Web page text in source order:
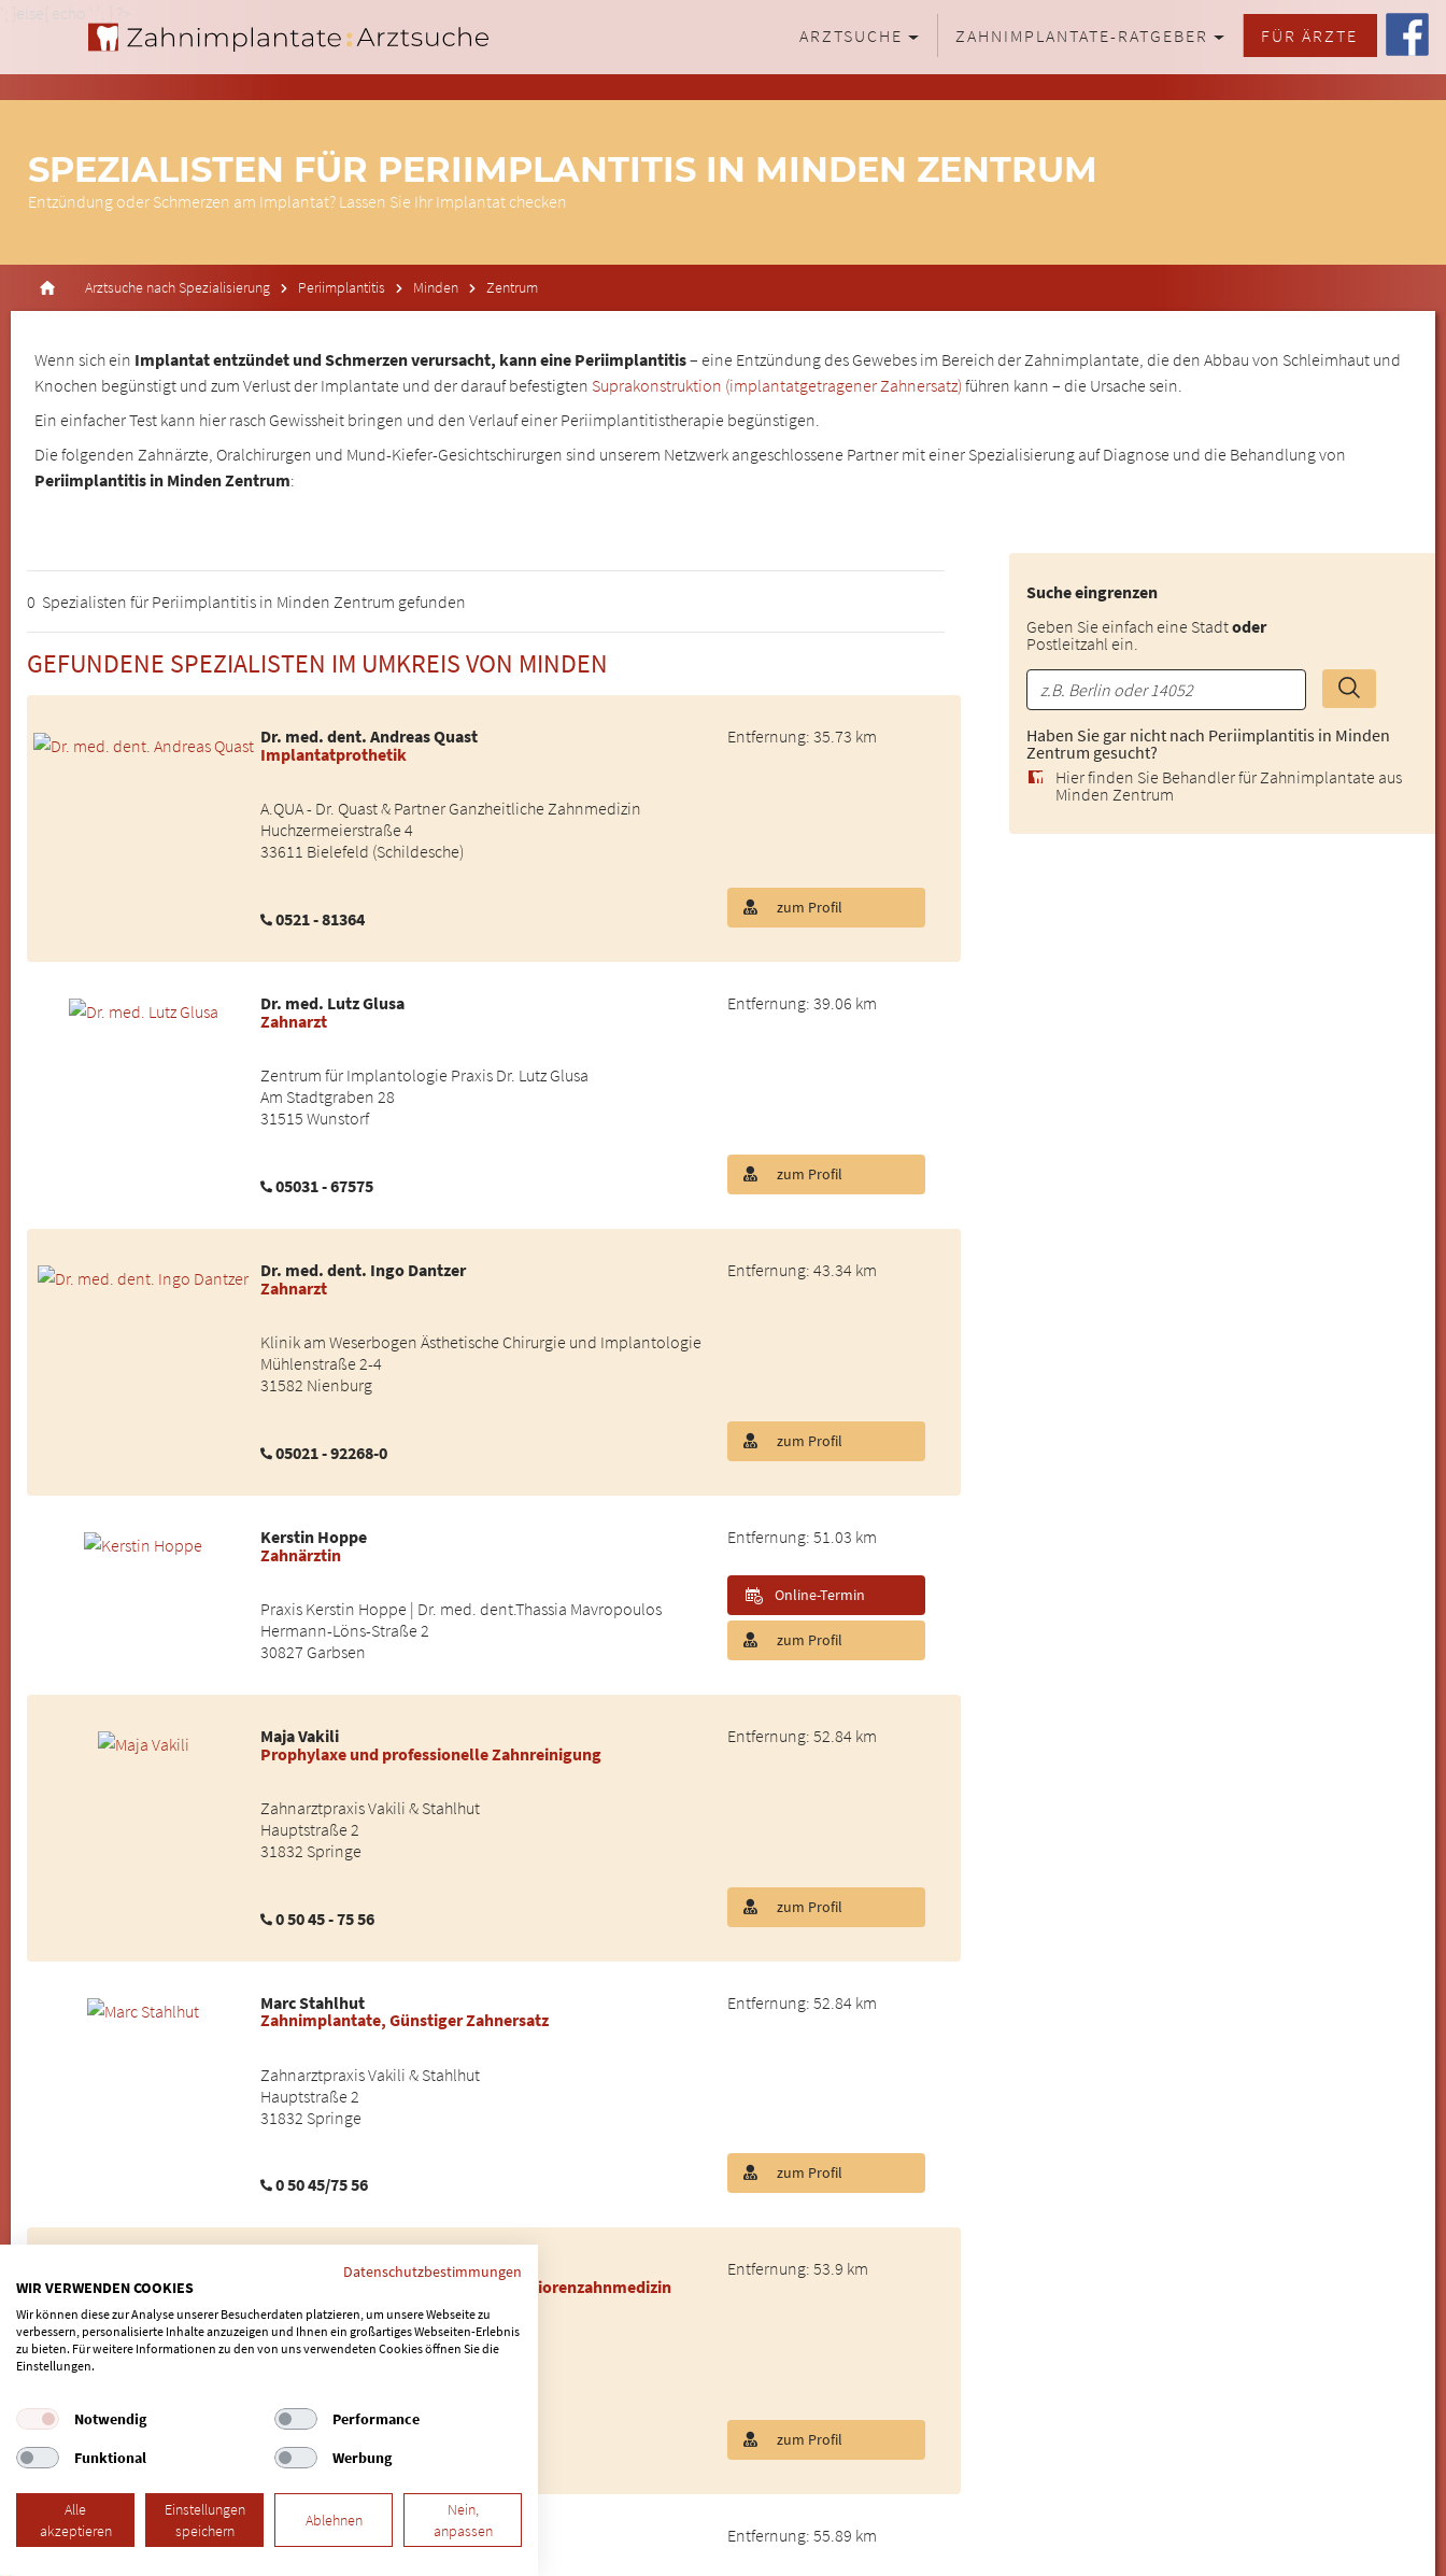
'; }else{ echo '
'; } ?>
ARZTSUCHE
ZAHNIMPLANTATE-RATGEBER FÜR ÄRZTE
SPEZIALISTEN FÜR PERIIMPLANTITIS IN MINDEN ZENTRUM
Entzündung oder Schmerzen am Implantat? Lassen Sie Ihr Implantat checken
Arztsuche nach Spezialisierung Periimplantitis Minden Zentrum
Wenn sich ein Implantat entzündet und Schmerzen verursacht, kann eine Periimplantitis– eine Entzündung des Gewebes im Bereich der Zahnimplantate, die den Abbau von Schleimhaut und
Knochen begünstigt und zum Verlust der Implantate und der darauf befestigten Suprakonstruktion (implantatgetragener Zahnersatz) führen kann – die Ursache sein.
Ein einfacher Test kann hier rasch Gewissheit bringen und den Verlauf einer Periimplantitistherapie begünstigen.
Die folgenden Zahnärzte, Oralchirurgen und Mund-Kiefer-Gesichtschirurgen sind unserem Netzwerk angeschlossene Partner mit einer Spezialisierung auf Diagnose und die Behandlung von
Periimplantitis in Minden Zentrum:
Suche eingrenzen
Geben Sie einfach eine Stadtoder
Postleitzahl ein.
Haben Sie gar nicht nach Periimplantitis in Minden
Zentrum gesucht?
Hier finden Sie Behandler für Zahnimplantate aus
Minden Zentrum
0 Spezialisten für Periimplantitis in Minden Zentrum gefunden
GEFUNDENE SPEZIALISTEN IM UMKREIS VON MINDEN
Dr. med. dent. Andreas Quast
Implantatprothetik
A.QUA - Dr. Quast & Partner Ganzheitliche Zahnmedizin
Huchzermeierstraße 4
33611 Bielefeld (Schildesche)
0521 - 81364
Entfernung: 35.73 km
zum Profil
Dr. med. Lutz Glusa
Zahnarzt
Zentrum für Implantologie Praxis Dr. Lutz Glusa
Am Stadtgraben 28
31515 Wunstorf
05031 - 67575
Entfernung: 39.06 km
zum Profil
Dr. med. dent. Ingo Dantzer
Zahnarzt
Klinik am Weserbogen Ästhetische Chirurgie und Implantologie
Mühlenstraße 2-4
31582 Nienburg
05021 - 92268-0
Entfernung: 43.34 km
zum Profil
Kerstin Hoppe
Zahnärztin
Praxis Kerstin Hoppe | Dr. med. dent.Thassia Mavropoulos
Hermann-Löns-Straße 2
30827 Garbsen
Entfernung: 51.03 km
zum Profil
Online-Termin
Maja Vakili
Prophylaxe und professionelle Zahnreinigung
Zahnarztpraxis Vakili & Stahlhut
Hauptstraße 2
31832 Springe
0 50 45 - 75 56
Entfernung: 52.84 km
zum Profil
Marc Stahlhut
Zahnimplantate, Günstiger Zahnersatz
Zahnarztpraxis Vakili & Stahlhut
Hauptstraße 2
31832 Springe
0 50 45/75 56
Entfernung: 52.84 km
zum Profil
Carsten Tischler
Behandlung von Angstpatienten, Seniorenzahnmedizin
Zahnarztpraxis Tischler
05491 - 5290
Entfernung: 53.9 km
zum Profil
Vollkeramischer Zahnersatz
Entfernung: 55.89 km
Datenschutzbestimmungen
WIR VERWENDEN COOKIES
Wir können diese zur Analyse unserer Besucherdaten platzieren, um unsere Webseite zu
verbessern, personalisierte Inhalte anzuzeigen und Ihnen ein großartiges Webseiten-Erlebnis
zu bieten. Für weitere Informationen zu den von uns verwendeten Cookies öffnen Sie die
Einstellungen.
Notwendig
Performance
Funktional
Werbung
Alle
akzeptieren
Einstellungen
speichern
Ablehnen
Nein,
anpassen